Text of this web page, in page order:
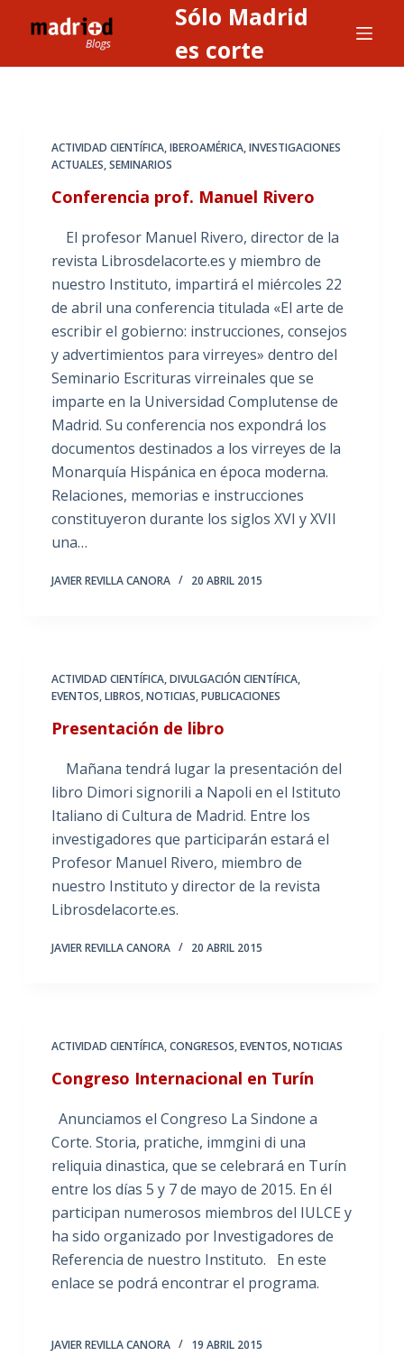
l
Sólo Madrid
es corte
ACTIVIDAD CIENTÍFICA,IBEROAMÉRICA,INVESTIGACIONES
ACTUALES,SEMINARIOS
Conferencia prof. Manuel Rivero
El profesor Manuel Rivero, director de la
revista Librosdelacorte.es y miembro de
nuestro Instituto, impartirá el miércoles 22
de abril una conferencia titulada «El arte de
escribir el gobierno: instrucciones, consejos
y advertimientos para virreyes» dentro del
Seminario Escrituras virreinales que se
imparte en la Universidad Complutense de
Madrid. Su conferencia nos expondrá los
documentos destinados a los virreyes de la
Monarquía Hispánica en época moderna.
Relaciones, memorias e instrucciones
constituyeron durante los siglos XVI y XVII
una…
JAVIER REVILLA CANORA 20 ABRIL 2015
ACTIVIDAD CIENTÍFICA,DIVULGACIÓN CIENTÍFICA,
EVENTOS,LIBROS,NOTICIAS,PUBLICACIONES
Presentación de libro
Mañana tendrá lugar la presentación del
libro Dimori signorili a Napoli en el Istituto
Italiano di Cultura de Madrid. Entre los
investigadores que participarán estará el
Profesor Manuel Rivero, miembro de
nuestro Instituto y director de la revista
Librosdelacorte.es.
JAVIER REVILLA CANORA 20 ABRIL 2015
ACTIVIDAD CIENTÍFICA,CONGRESOS,EVENTOS,NOTICIAS
Congreso Internacional en Turín
Anunciamos el Congreso La Sindone a
Corte. Storia, pratiche, immgini di una
reliquia dinastica, que se celebrará en Turín
entre los días 5 y 7 de mayo de 2015. En él
participan numerosos miembros del IULCE y
ha sido organizado por Investigadores de
Referencia de nuestro Instituto. En este
enlace se podrá encontrar el programa.
JAVIER REVILLA CANORA 19 ABRIL 2015